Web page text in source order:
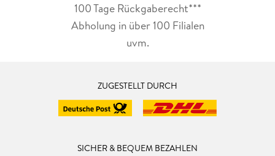
100 Tage Rückgaberecht***
Abholung in über 100 Filialen
uvm.
ZUGESTELLT DURCH
SICHER & BEQUEM BEZAHLEN